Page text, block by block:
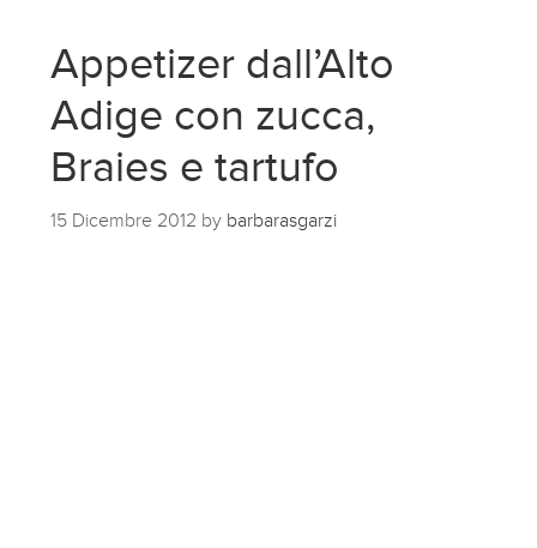
Appetizer dall’Alto
Adige con zucca,
Braies e tartufo
15 Dicembre 2012 by barbarasgarzi